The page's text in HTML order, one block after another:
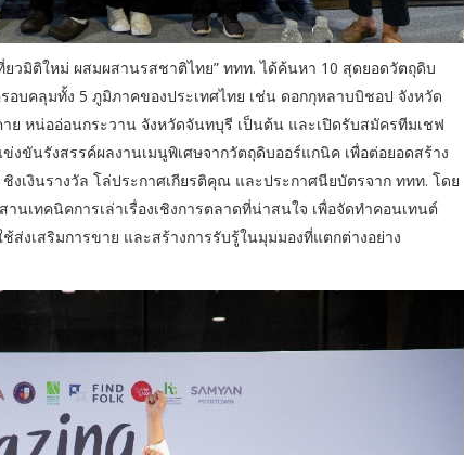
ยวมิติใหม่ ผสมผสานรสชาติไทย” ททท. ได้ค้นหา 10 สุดยอดวัตถุดิบ
บคลุมทั้ง 5 ภูมิภาคของประเทศไทย เช่น ดอกกุหลาบบิชอป จังหวัด
ย หน่ออ่อนกระวาน จังหวัดจันทบุรี เป็นต้น และเปิดรับสมัครทีมเชฟ
ขันรังสรรค์ผลงานเมนูพิเศษจากวัตถุดิบออร์แกนิค เพื่อต่อยอดสร้าง
งเงินรางวัล โล่ประกาศเกียรติคุณ และประกาศนียบัตรจาก ททท. โดย
เทคนิคการเล่าเรื่องเชิงการตลาดที่น่าสนใจ เพื่อจัดทำคอนเทนต์
เสริมการขาย และสร้างการรับรู้ในมุมมองที่แตกต่างอย่าง